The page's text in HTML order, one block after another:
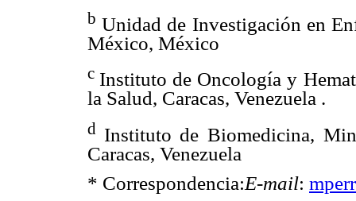
b Unidad de Investigación en
México, México
c Instituto de Oncología y
la Salud, Caracas, Venezuela .
d Instituto de Biomedicina,
Caracas, Venezuela
* Correspondencia:E-mail: